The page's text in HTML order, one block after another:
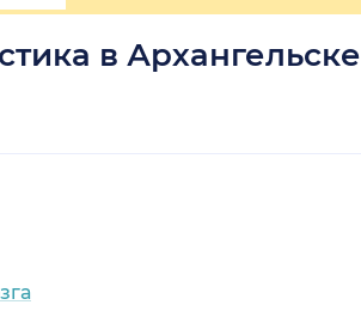
в Архангельске